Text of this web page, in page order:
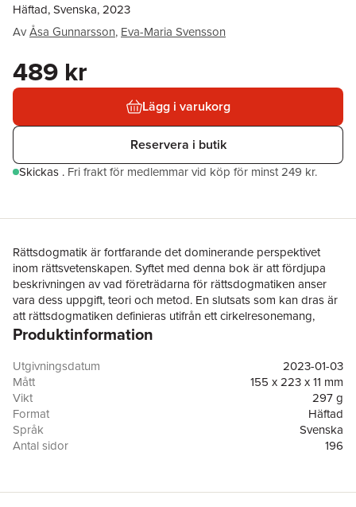
Häftad, Svenska, 2023
AvÅsa Gunnarsson, Eva-Maria Svensson
489 kr
Lägg i varukorg
Reservera i butik
Skickas . Fri frakt för medlemmar vid köp för minst 249 kr.
Rättsdogmatik är fortfarande det dominerande perspektivet
inom rättsvetenskapen. Syftet med denna bok är att fördjupa
beskrivningen av vad företrädarna för rättsdogmatiken anser
vara dess uppgift, teori och metod. En slutsats som kan dras är
att rättsdogmatiken definieras utifrån ett cirkelresonemang,
vilket fångas med det latinska uttrycket circulus clausus est.
Boken riktar sig främst till dem som studerar och forskar i
rättsvetenskap. Den kan användas på olika kurser inom
juristutbildningen för att reflektera över rättsdogmatikens
utgångspunkter och uppgifter. Rättsdogmatik kan även vara av
intresse för såväl forskare som praktiker som vill fördjupa sig i
ämnet.
Produktinformation
Utgivningsdatum
2023-01-03
Mått
155 x 223 x 11 mm
Vikt
297 g
Format
Häftad
Språk
Svenska
Antal sidor
196
ISBN
9789144132587